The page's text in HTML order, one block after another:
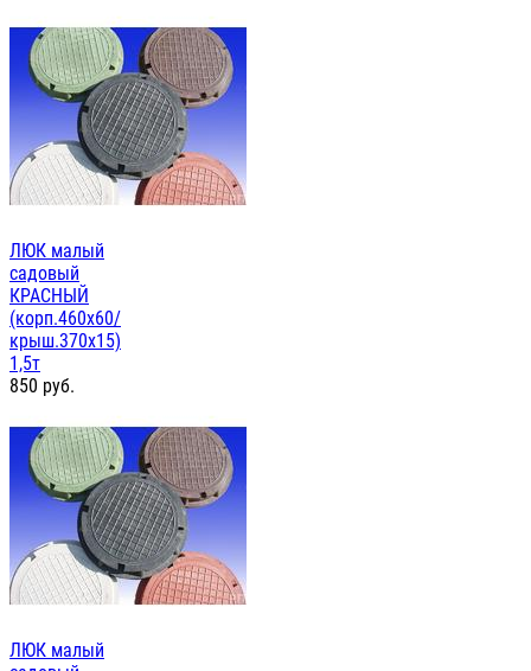
ЛЮК малый
садовый
КРАСНЫЙ
(корп.460х60/
крыш.370х15)
1,5т
850 руб.
ЛЮК малый